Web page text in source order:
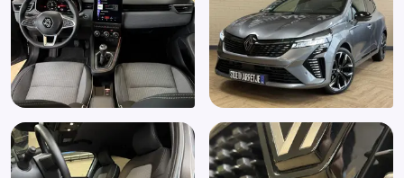
Buitenspiegels in andere kleur
Centrale vergrendeling met afstandsbediening
Connected services
Dimlichten automatisch
Draadloze telefoonlader
Elektrische ramen achter
Elektrische ramen voor